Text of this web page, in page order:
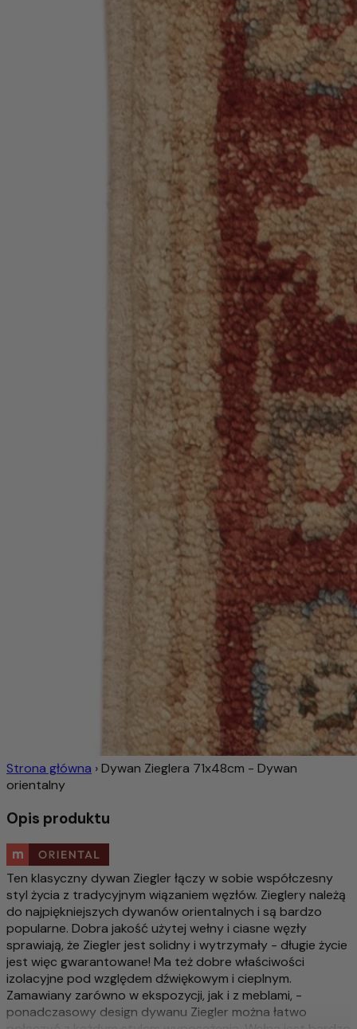
Strona główna ›Dywan Zieglera 71x48cm - Dywan
orientalny
Opis produktu
Ten klasyczny dywan Ziegler łączy w sobie współczesny
styl życia z tradycyjnym wiązaniem węzłów. Zieglery należą
do najpiękniejszych dywanów orientalnych i są bardzo
popularne. Dobra jakość użytej wełny i ciasne węzły
sprawiają, że Ziegler jest solidny i wytrzymały - długie życie
jest więc gwarantowane! Ma też dobre właściwości
izolacyjne pod względem dźwiękowym i cieplnym.
Zamawiany zarówno w ekspozycji, jak i z meblami, -
ponadczasowy design dywanu Ziegler można łatwo